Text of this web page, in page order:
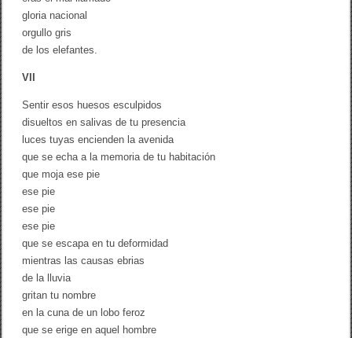
gloria nacional
orgullo gris
de los elefantes.
VII
Sentir esos huesos esculpidos
disueltos en salivas de tu presencia
luces tuyas encienden la avenida
que se echa a la memoria de tu habitación
que moja ese pie
ese pie
ese pie
ese pie
que se escapa en tu deformidad
mientras las causas ebrias
de la lluvia
gritan tu nombre
en la cuna de un lobo feroz
que se erige en aquel hombre